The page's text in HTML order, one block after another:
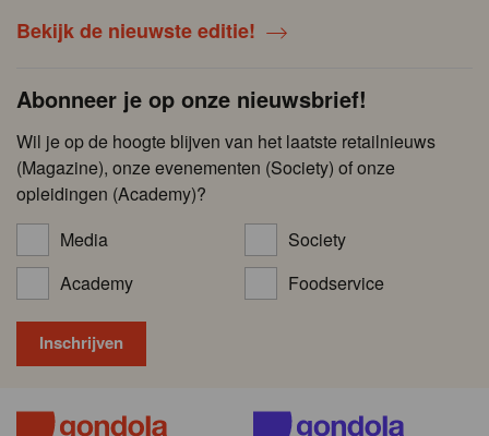
Bekijk de nieuwste editie!
Abonneer je op onze nieuwsbrief!
Wil je op de hoogte blijven van het laatste retailnieuws
(Magazine), onze evenementen (Society) of onze
opleidingen (Academy)?
Media
Society
Academy
Foodservice